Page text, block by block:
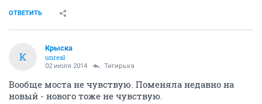
ОТВЕТИТЬ
К
Крыска
unreal
02 июля 2014 Тигирька
Вообще моста не чувствую. Поменяла недавно на
новый - нового тоже не чувствую.